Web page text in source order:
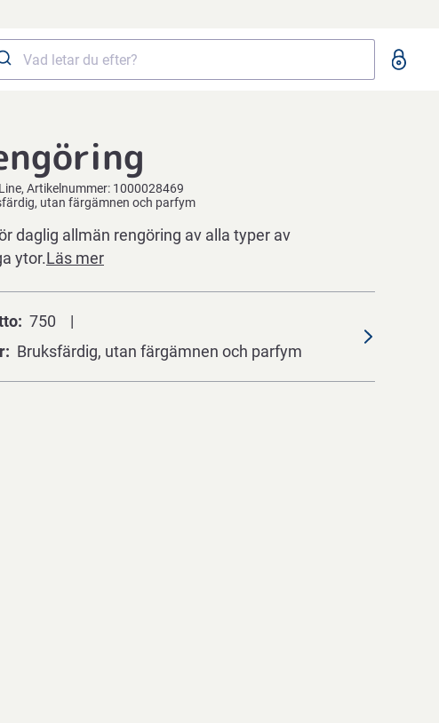
Artikelnummer: 1000028469
utan färgämnen och parfym
daglig allmän rengöring av alla typer av
ytor.Läs mer
750
Bruksfärdig, utan färgämnen och parfym